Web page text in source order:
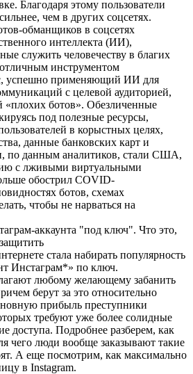
Благодаря этому пользователи
чем в других соцсетях.
обманщиков в соцсетях
интеллекта (ИИ),
служить человечеству в благих
инструментом
успешно применяющий ИИ для
с целевой аудиторией,
«плохих ботов». Обезличенные
под полезные ресурсы,
в корыстных целях,
данные банковских карт и
по данным аналитиков, стали США,
с лживыми виртуальными
обострил COVID-
ботов, схемах
чтобы не нарваться на
аккаунта "под ключ". Что это,
стала набирать популярность
Инстаграм*» по ключ.
любому желающему забанить
берут за это относительно
прибыль преступники
требуют уже более солидные
доступа. Подробнее разберем, как
чего люди вообще заказывают такие
А еще посмотрим, как максимально
в Instagram.